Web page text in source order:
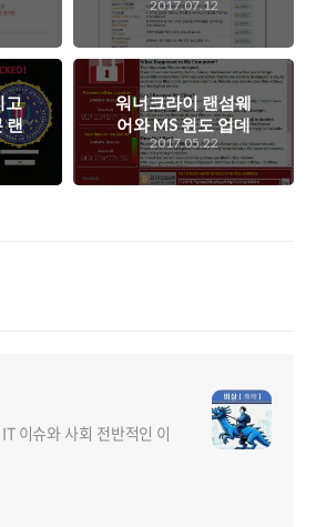
될
식의 문제점에 대한
고찰
2017.07.12
고
랜
그
...
워너크라이 랜섬웨
어와 MS 윈도 업데
이트, 그리고 사용자
의 환경에 대한 고
찰..
2017.05.22
이슈와 사회 전반적인 이